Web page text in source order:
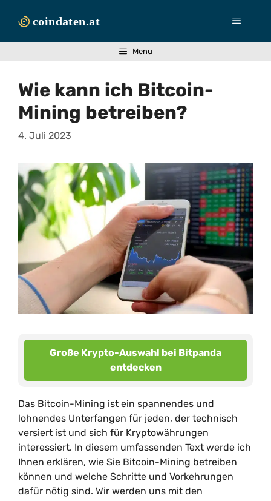
Inhalt
Menü
Menu
Wie kann ich Bitcoin-
Mining betreiben?
4. Juli 2023
Große Krypto-Auswahl bei Bitpanda
entdecken
Das Bitcoin-Mining ist ein spannendes und
lohnendes Unterfangen für jeden, der technisch
versiert ist und sich für Kryptowährungen
interessiert. In diesem umfassenden Text werde ich
Ihnen erklären, wie Sie Bitcoin-Mining betreiben
können und welche Schritte und Vorkehrungen
dafür nötig sind. Wir werden uns mit den